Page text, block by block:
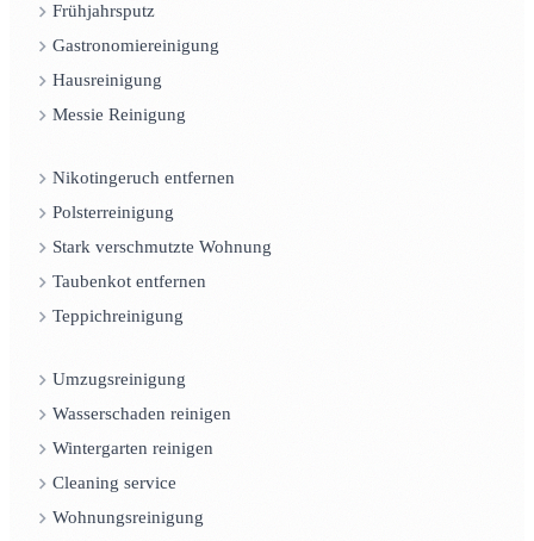
Frühjahrsputz
Gastronomiereinigung
Hausreinigung
Messie Reinigung
Nikotingeruch entfernen
Polsterreinigung
Stark verschmutzte Wohnung
Taubenkot entfernen
Teppichreinigung
Umzugsreinigung
Wasserschaden reinigen
Wintergarten reinigen
Cleaning service
Wohnungsreinigung